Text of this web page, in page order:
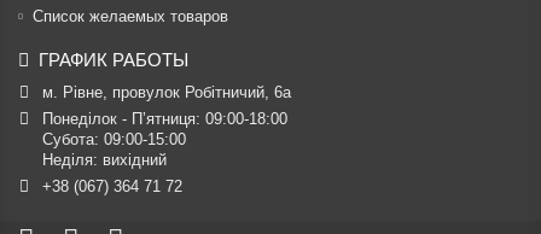
Список желаемых товаров
ГРАФИК РАБОТЫ
м. Рівне, провулок Робітничий, 6а
Понеділок - П’ятниця: 09:00-18:00
Субота: 09:00-15:00
Неділя: вихідний
+38 (067) 364 71 72